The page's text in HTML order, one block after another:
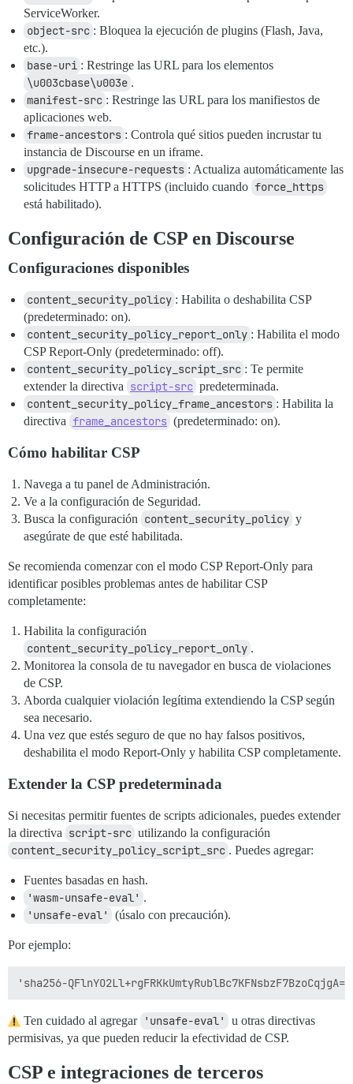
ServiceWorker.
object-src : Bloquea la ejecución de plugins (Flash, Java,
etc.).
base-uri : Restringe las URL para los elementos
\u003cbase\u003e .
manifest-src : Restringe las URL para los manifiestos de
aplicaciones web.
frame-ancestors : Controla qué sitios pueden incrustar tu
instancia de Discourse en un iframe.
upgrade-insecure-requests : Actualiza automáticamente las
solicitudes HTTP a HTTPS (incluido cuando force_https
está habilitado).
Configuración de CSP en Discourse
Configuraciones disponibles
content_security_policy : Habilita o deshabilita CSP
(predeterminado: on).
content_security_policy_report_only : Habilita el modo
CSP Report-Only (predeterminado: off).
content_security_policy_script_src : Te permite
extender la directiva script-src predeterminada.
content_security_policy_frame_ancestors : Habilita la
directiva frame_ancestors (predeterminado: on).
Cómo habilitar CSP
Navega a tu panel de Administración.
Ve a la configuración de Seguridad.
Busca la configuración content_security_policy y
asegúrate de que esté habilitada.
Se recomienda comenzar con el modo CSP Report-Only para
identificar posibles problemas antes de habilitar CSP
completamente:
Habilita la configuración
content_security_policy_report_only .
Monitorea la consola de tu navegador en busca de violaciones
de CSP.
Aborda cualquier violación legítima extendiendo la CSP según
sea necesario.
Una vez que estés seguro de que no hay falsos positivos,
deshabilita el modo Report-Only y habilita CSP completamente.
Extender la CSP predeterminada
Si necesitas permitir fuentes de scripts adicionales, puedes extender
la directiva script-src utilizando la configuración
content_security_policy_script_src . Puedes agregar:
Fuentes basadas en hash.
'wasm-unsafe-eval' .
'unsafe-eval' (úsalo con precaución).
Por ejemplo:
Ten cuidado al agregar 'unsafe-eval'
u otras directivas
permisivas, ya que pueden reducir la efectividad de CSP.
CSP e integraciones de terceros